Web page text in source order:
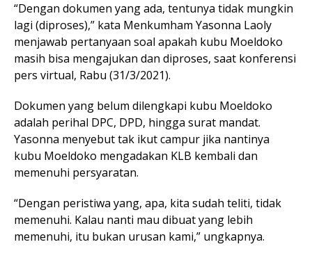
“Dengan dokumen yang ada, tentunya tidak mungkin
lagi (diproses),” kata Menkumham Yasonna Laoly
menjawab pertanyaan soal apakah kubu Moeldoko
masih bisa mengajukan dan diproses, saat konferensi
pers virtual, Rabu (31/3/2021).
Dokumen yang belum dilengkapi kubu Moeldoko
adalah perihal DPC, DPD, hingga surat mandat.
Yasonna menyebut tak ikut campur jika nantinya
kubu Moeldoko mengadakan KLB kembali dan
memenuhi persyaratan.
“Dengan peristiwa yang, apa, kita sudah teliti, tidak
memenuhi. Kalau nanti mau dibuat yang lebih
memenuhi, itu bukan urusan kami,” ungkapnya.